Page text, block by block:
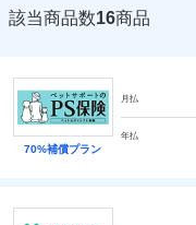
該当商品数16商品
70%補償プラン
月払
年払